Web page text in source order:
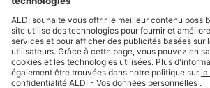
Suivez ALDI Belgique